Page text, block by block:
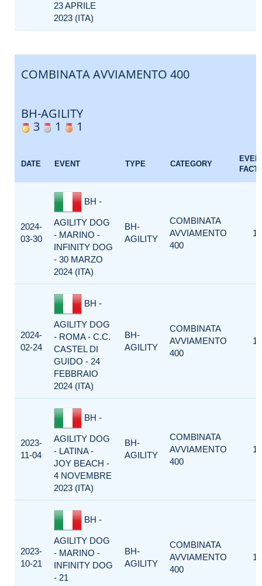
23 APRILE
2023 (ITA)
COMBINATA AVVIAMENTO 400
BH-AGILITY
3
1 1
DATE EVENT TYPE CATEGORY
2024-
03-30
BH -
AGILITY DOG
- MARINO -
INFINITY DOG
- 30 MARZO
2024 (ITA)
BH-
AGILITY
COMBINATA
AVVIAMENTO
400
1
2024-
02-24
BH -
AGILITY DOG
- ROMA - C.C.
CASTEL DI
GUIDO - 24
FEBBRAIO
2024 (ITA)
BH-
AGILITY
COMBINATA
AVVIAMENTO
400
1
2023-
11-04
BH -
AGILITY DOG
- LATINA -
JOY BEACH -
4 NOVEMBRE
2023 (ITA)
BH-
AGILITY
COMBINATA
AVVIAMENTO
400
1
2023-
10-21
BH -
AGILITY DOG
- MARINO -
INFINITY DOG
- 21
BH-
AGILITY
COMBINATA
AVVIAMENTO
400
1